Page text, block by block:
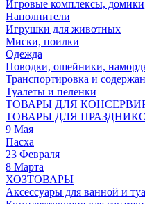
Игровые комплексы,
Наполнители
Игрушки для животных
Миски, поилки
Одежда
Поводки, ошейники,
Транспортировка и
Туалеты и пеленки
ТОВАРЫ ДЛЯ
ТОВАРЫ ДЛЯ
9 Мая
Пасха
23 Февраля
8 Марта
ХОЗТОВАРЫ
Аксессуары для ванной и